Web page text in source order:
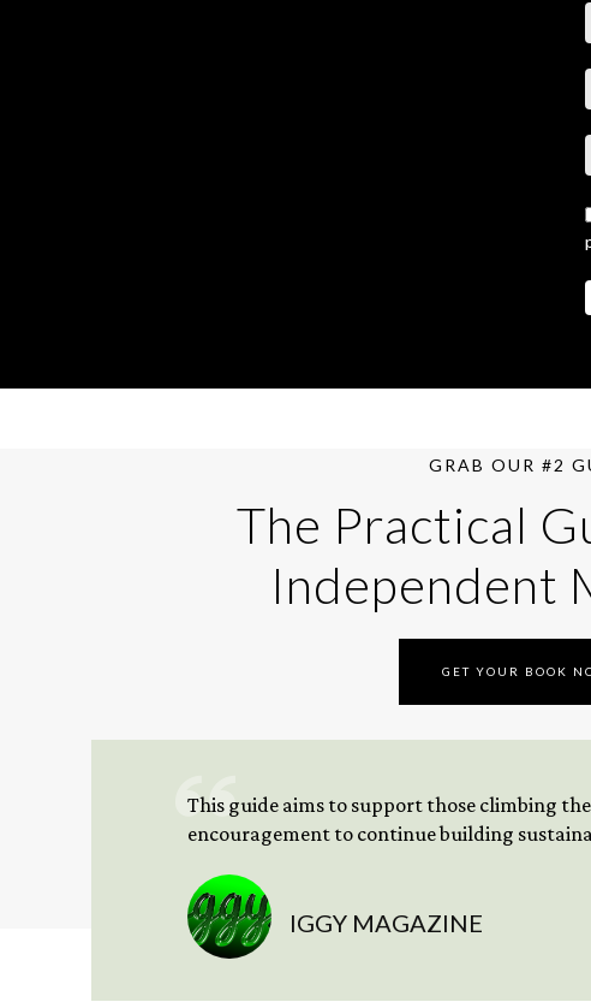
GRAB OUR #2
The Practical
Independent
GET YOUR BOOK
This guide aims to support those climbing
encouragement to continue building
IGGY MAGAZINE